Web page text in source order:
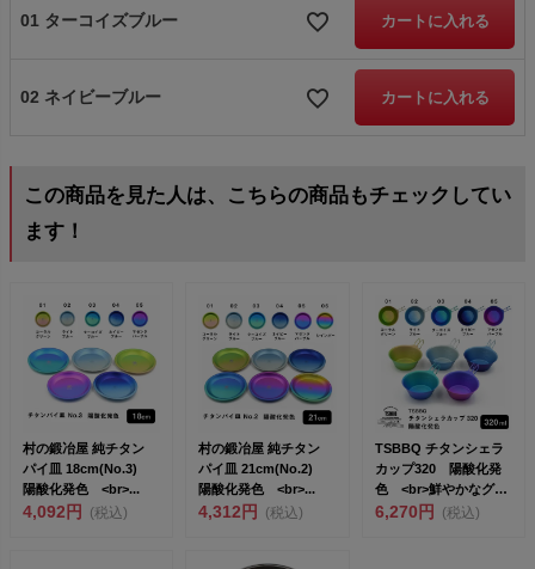
01 ターコイズブルー カートに入れる
02 ネイビーブルー カートに入れる
この商品を見た人は、こちらの商品もチェックしてい
ます！
村の鍛冶屋 純チタン
パイ皿 18cm(No.3)
陽酸化発色 <br>...
4,092円 (税込)
村の鍛冶屋 純チタン
パイ皿 21cm(No.2)
陽酸化発色 <br>...
4,312円 (税込)
TSBBQ チタンシェラ
カップ320 陽酸化発
色 <br>鮮やかなグラ
デ...
6,270円 (税込)